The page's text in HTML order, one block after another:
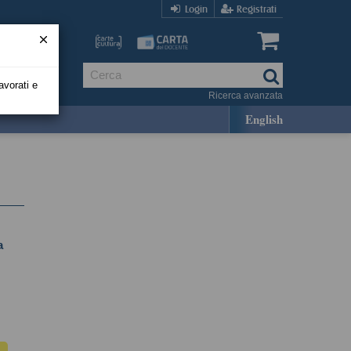
Login Registrati
Ricerca avanzata
English
e